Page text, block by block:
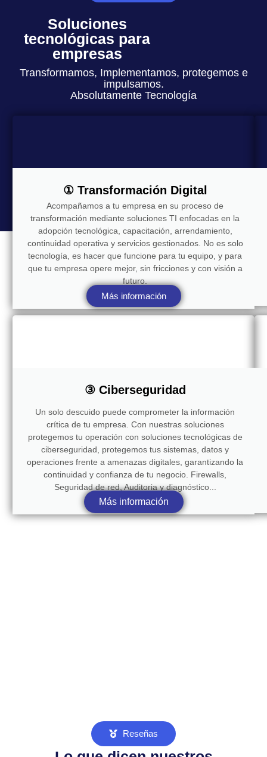
Soluciones
tecnológicas para
empresas
Transformamos, Implementamos, protegemos e
impulsamos.
Absolutamente Tecnología
① Transformación Digital
Acompañamos a tu empresa en su proceso de
transformación mediante soluciones TI enfocadas en la
adopción tecnológica, capacitación, arrendamiento,
continuidad operativa y servicios gestionados. No es solo
tecnología, es hacer que funcione para tu equipo, y para
que tu empresa opere mejor, sin fricciones y con visión a
futuro.
Más información
③ Ciberseguridad
Un solo descuido puede comprometer la información
crítica de tu empresa. Con nuestras soluciones
protegemos tu operación con soluciones tecnológicas de
ciberseguridad, protegemos tus sistemas, datos y
operaciones frente a amenazas digitales, garantizando la
continuidad y confianza de tu negocio. Firewalls,
Seguridad de red, Auditoria y diagnóstico...
Más información
Reseñas